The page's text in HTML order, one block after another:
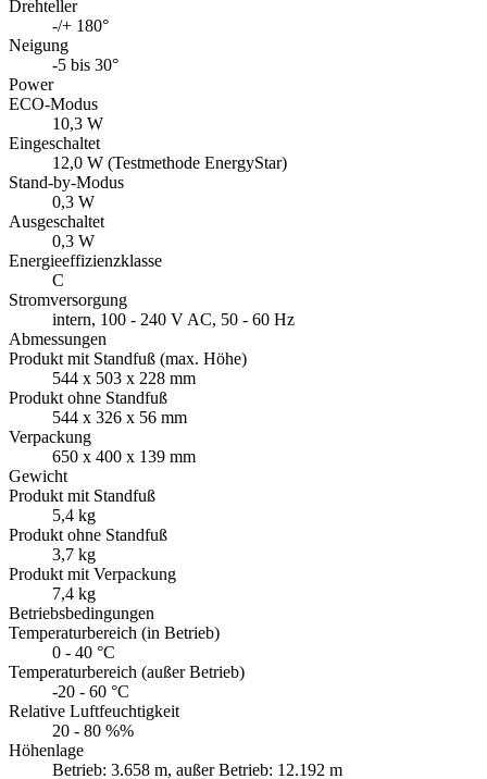
Drehteller
-/+ 180°
Neigung
-5 bis 30°
Power
ECO-Modus
10,3 W
Eingeschaltet
12,0 W (Testmethode EnergyStar)
Stand-by-Modus
0,3 W
Ausgeschaltet
0,3 W
Energieeffizienzklasse
C
Stromversorgung
intern, 100 - 240 V AC, 50 - 60 Hz
Abmessungen
Produkt mit Standfuß (max. Höhe)
544 x 503 x 228 mm
Produkt ohne Standfuß
544 x 326 x 56 mm
Verpackung
650 x 400 x 139 mm
Gewicht
Produkt mit Standfuß
5,4 kg
Produkt ohne Standfuß
3,7 kg
Produkt mit Verpackung
7,4 kg
Betriebsbedingungen
Temperaturbereich (in Betrieb)
0 - 40 °C
Temperaturbereich (außer Betrieb)
-20 - 60 °C
Relative Luftfeuchtigkeit
20 - 80 %%
Höhenlage
Betrieb: 3.658 m, außer Betrieb: 12.192 m